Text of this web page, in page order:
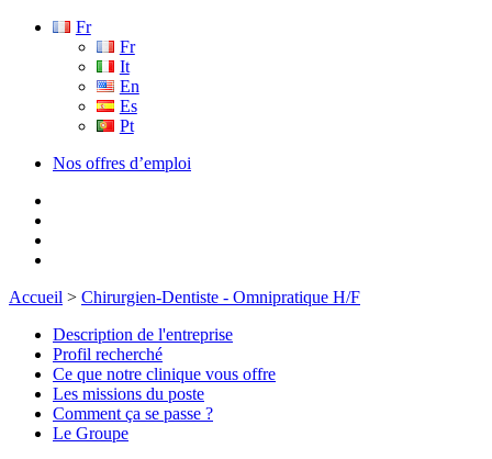
Fr
Fr
It
En
Es
Pt
Nos offres d’emploi
Accueil > Chirurgien-Dentiste - Omnipratique H/F
Description de l'entreprise
Profil recherché
Ce que notre clinique vous offre
Les missions du poste
Comment ça se passe ?
Le Groupe